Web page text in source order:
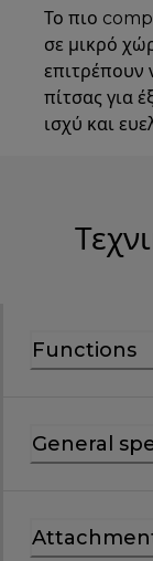
Το πιο
σε μικρό
επιτρέπουν
πίτσας για
ισχύ και
Functions
General